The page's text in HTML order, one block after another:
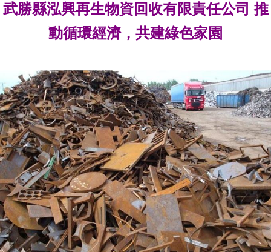
武勝縣泓興再生物資回收有限責任公司 推
動循環經濟，共建綠色家園